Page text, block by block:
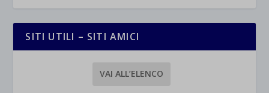
SITI UTILI – SITI AMICI
VAI ALL’ELENCO